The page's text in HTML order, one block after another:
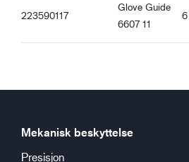
Godt vått grep
Godt fet grep
223590117
Glove Guide
6607 11
6
Mekanisk beskyttelse
Presisjon